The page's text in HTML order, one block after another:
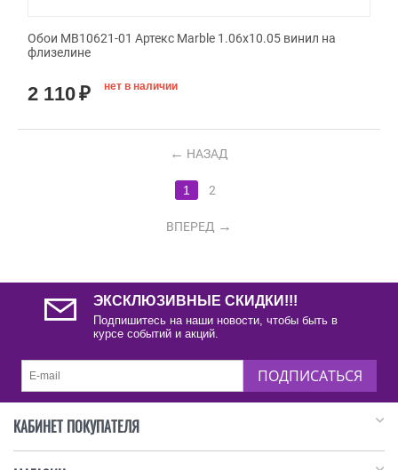
Обои MB10621-01 Артекс Marble 1.06x10.05 винил на
флизелине
2 110₽ нет в наличии
НАЗАД
1 2
ВПЕРЕД
ЭКСКЛЮЗИВНЫЕ СКИДКИ!!!
Подпишитесь на наши новости, чтобы быть в
курсе событий и акций.
ПОДПИСАТЬСЯ
КАБИНЕТ ПОКУПАТЕЛЯ